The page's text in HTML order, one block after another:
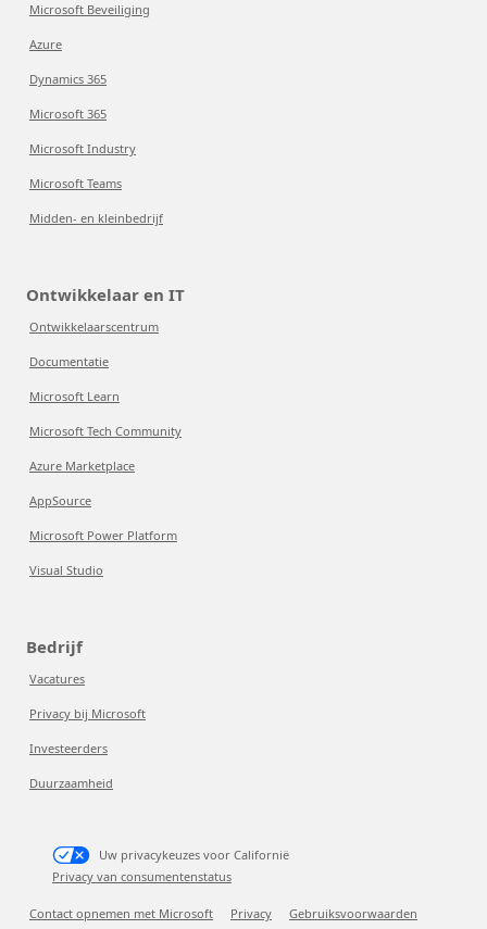
Microsoft Beveiliging
Azure
Dynamics 365
Microsoft 365
Microsoft Industry
Microsoft Teams
Midden- en kleinbedrijf
Ontwikkelaar en IT
Ontwikkelaarscentrum
Documentatie
Microsoft Learn
Microsoft Tech Community
Azure Marketplace
AppSource
Microsoft Power Platform
Visual Studio
Bedrijf
Vacatures
Privacy bij Microsoft
Investeerders
Duurzaamheid
Uw privacykeuzes voor Californië
Privacy van consumentenstatus
Contact opnemen met Microsoft Privacy Gebruiksvoorwaarden